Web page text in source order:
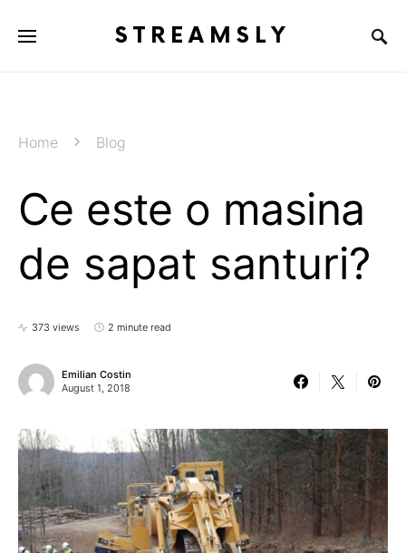
STREAMSLY
Home Blog
Ce este o masina
de sapat santuri?
373 views 2 minute read
Emilian Costin
August 1, 2018